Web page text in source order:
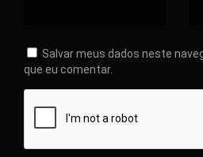
Salvar meus dados neste
que eu comentar.